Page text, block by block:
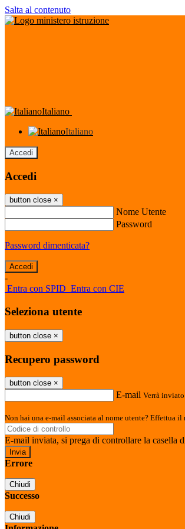
Salta al contenuto
Italiano
Italiano
Accedi
Accedi
button close ×
Nome Utente
Password
Password dimenticata?
-
Entra con SPID Entra con CIE
Seleziona utente
button close ×
Recupero password
button close ×
E-mail Verrà
Non hai una e-mail associata al nome utente? Effettua il
E-mail inviata, si prega di controllare la casella
Errore
Chiudi
Successo
Chiudi